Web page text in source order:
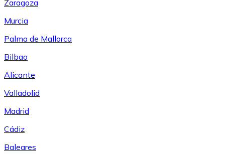
Zaragoza
Murcia
Palma de Mallorca
Bilbao
Alicante
Valladolid
Madrid
Cádiz
Baleares